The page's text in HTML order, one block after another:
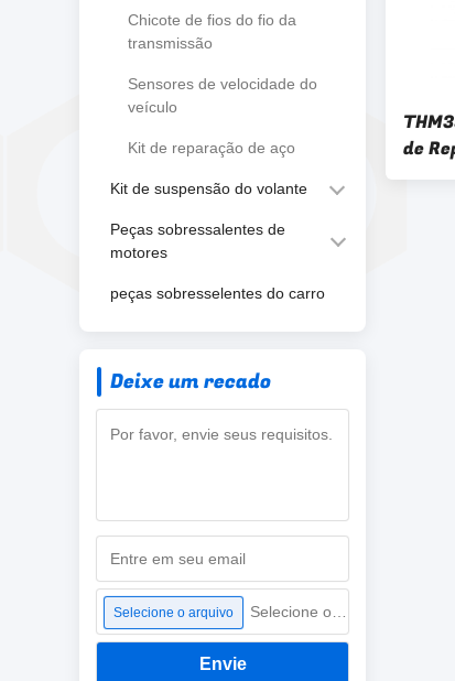
Chicote de fios do fio da
transmissão
Sensores de velocidade do
veículo
Kit de reparação de aço
Kit de suspensão do volante
Peças sobressalentes de
motores
peças sobresselentes do carro
Deixe um recado
Selecione o arquivo
Envie
de